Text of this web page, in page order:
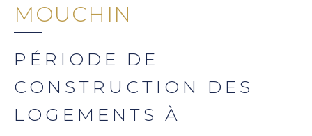
MOUCHIN
PÉRIODE DE
CONSTRUCTION DES
LOGEMENTS À